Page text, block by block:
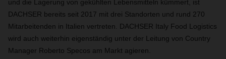
und die Lagerung von gekühlten Lebensmitteln kümmert, ist
DACHSER bereits seit 2017 mit drei Standorten und rund 270
Mitarbeitenden in Italien vertreten. DACHSER Italy Food Logistics
wird auch weiterhin eigenständig unter der Leitung von Country
Manager Roberto Specos am Markt agieren.